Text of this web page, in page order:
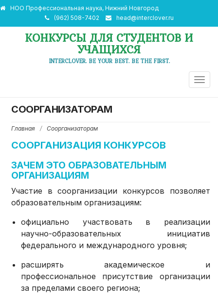
НОО Профессиональная наука, Нижний Новгород
(962) 508-7402
head@interclover.ru
КОНКУРСЫ ДЛЯ СТУДЕНТОВ И
УЧАЩИХСЯ
INTERCLOVER. BE YOUR BEST. BE THE FIRST.
СООРГАНИЗАТОРАМ
Главная / Соорганизаторам
СООРГАНИЗАЦИЯ КОНКУРСОВ
ЗАЧЕМ ЭТО ОБРАЗОВАТЕЛЬНЫМ
ОРГАНИЗАЦИЯМ
Участие в соорганизации конкурсов позволяет
образовательным организациям:
официально участвовать в реализации
научно-образовательных инициатив
федерального и международного уровня;
расширять академическое и
профессиональное присутствие организации
за пределами своего региона;